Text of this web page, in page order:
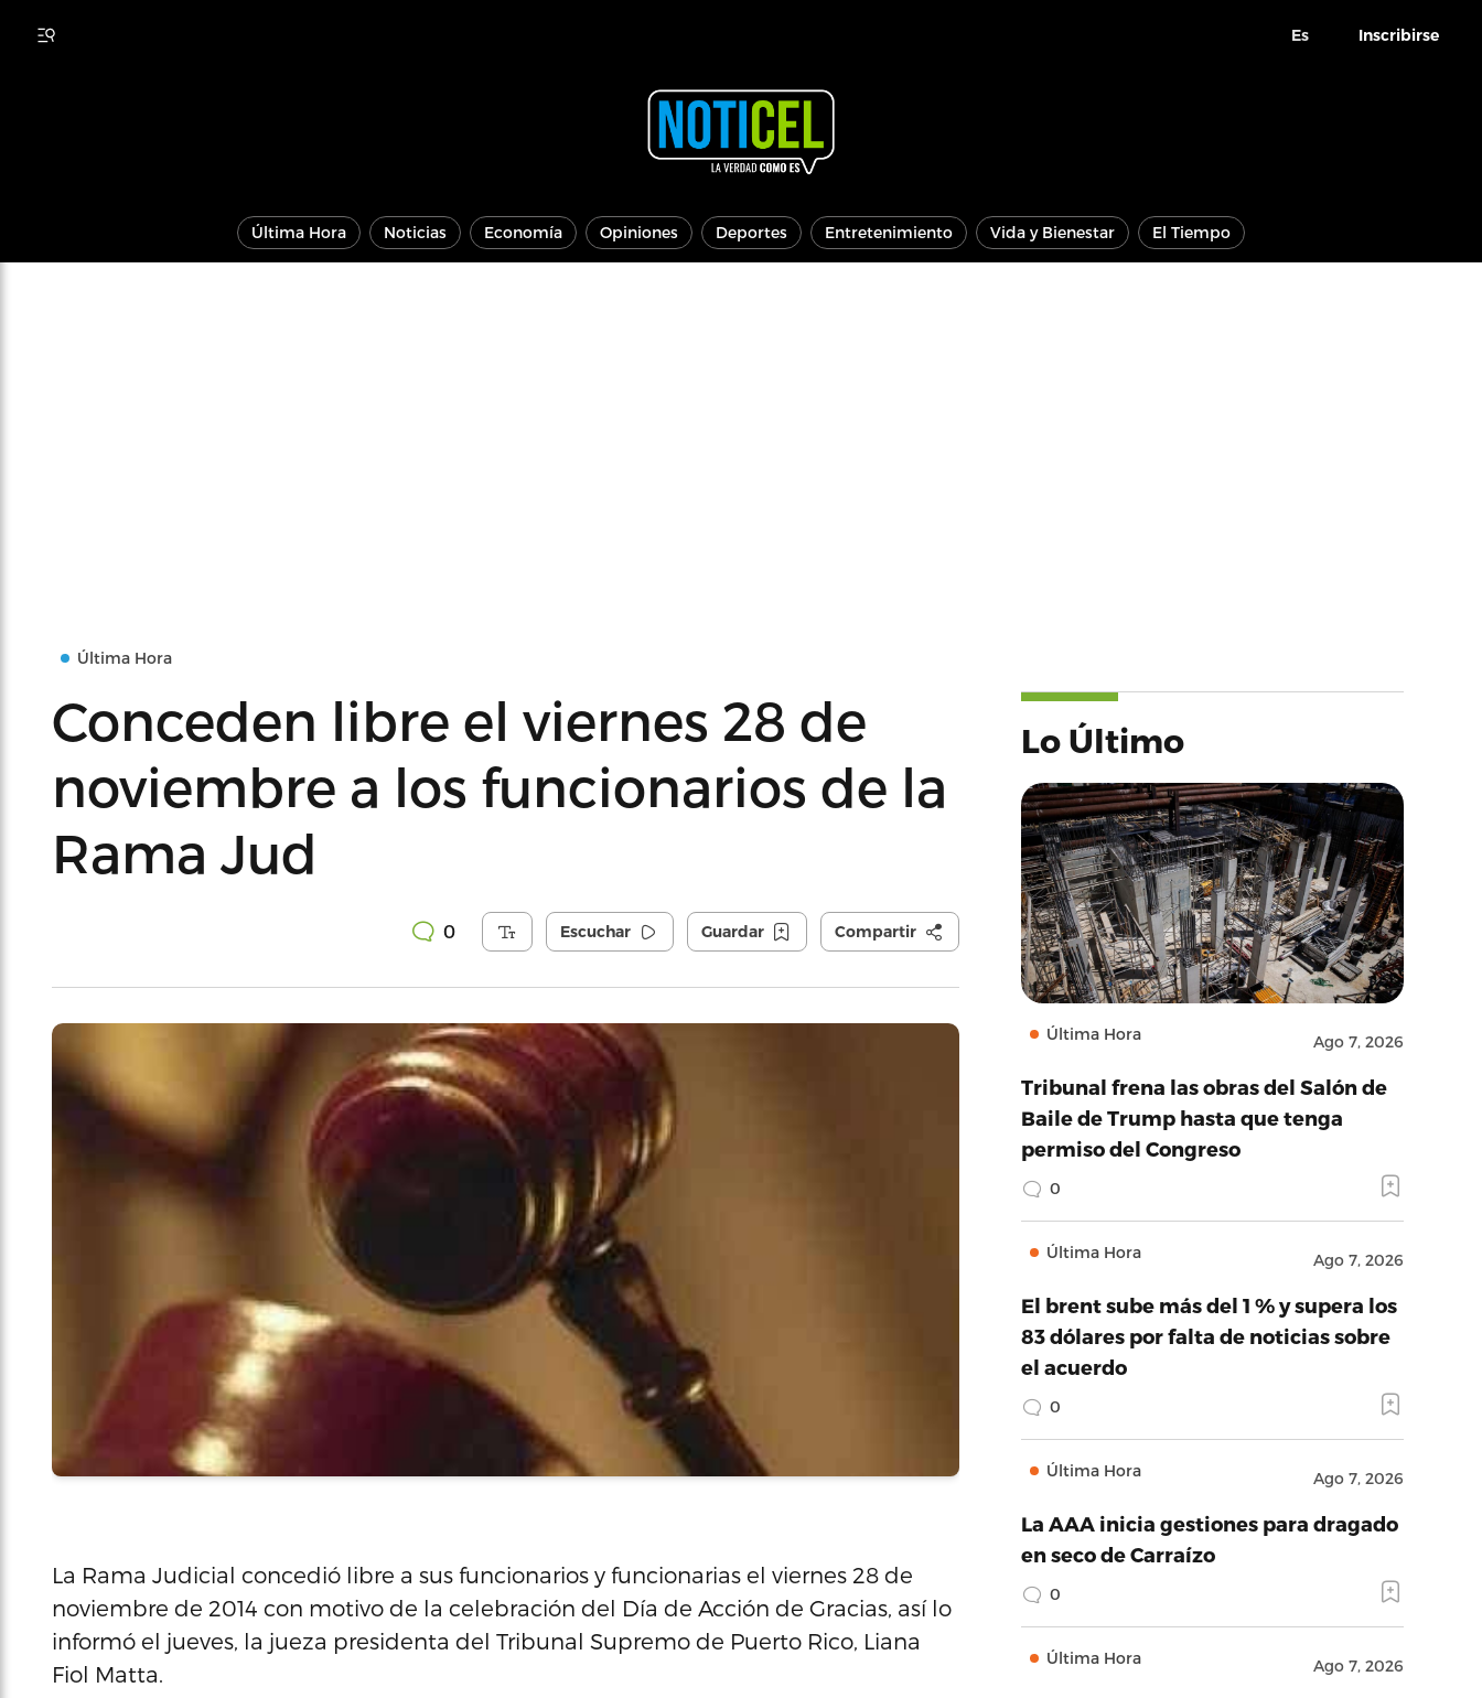
Es Inscribirse
Última Hora Noticias Economía Opiniones Deportes Entretenimiento Vida y Bienestar El Tiempo
Última Hora
Conceden libre el viernes 28 de
noviembre a los funcionarios de la
Rama Jud
0 Escuchar Guardar Compartir
La Rama Judicial concedió libre a sus funcionarios y funcionarias el viernes 28 de
noviembre de 2014 con motivo de la celebración del Día de Acción de Gracias, así lo
informó el jueves, la jueza presidenta del Tribunal Supremo de Puerto Rico, Liana
Fiol Matta.
Lo Último
Última Hora Ago 7, 2026
Tribunal frena las obras del Salón de
Baile de Trump hasta que tenga
permiso del Congreso
0
Última Hora Ago 7, 2026
El brent sube más del 1 % y supera los
83 dólares por falta de noticias sobre
el acuerdo
0
Última Hora Ago 7, 2026
La AAA inicia gestiones para dragado
en seco de Carraízo
0
Última Hora Ago 7, 2026